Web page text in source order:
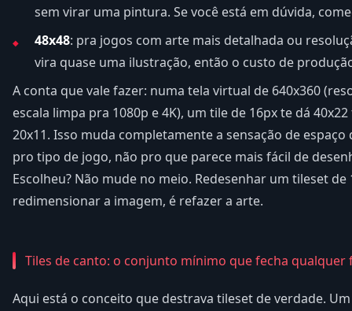
sem virar uma pintura. Se você está em dúvida,
48x48: pra jogos com arte mais detalhada ou
vira quase uma ilustração, então o custo de
A conta que vale fazer: numa tela virtual de 640x360
escala limpa pra 1080p e 4K), um tile de 16px te dá
20x11. Isso muda completamente a sensação de
pro tipo de jogo, não pro que parece mais fácil de
Escolheu? Não mude no meio. Redesenhar um tileset de
redimensionar a imagem, é refazer a arte.
Tiles de canto: o conjunto mínimo que fecha qualquer
Aqui está o conceito que destrava tileset de verdade.